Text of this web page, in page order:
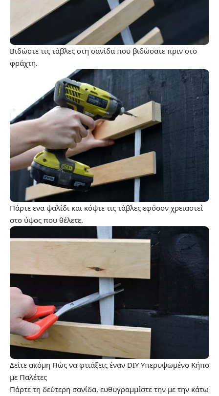
Βιδώστε τις τάβλες στη σανίδα που βιδώσατε πριν στο
φράχτη.
Πάρτε ενα ψαλίδι και κόψτε τις τάβλες εφόσον χρειαστεί
στο ύψος που θέλετε.
Δείτε ακόμη Πώς να φτιάξεις έναν DIY Υπερυψωμένο Κήπο
με Παλέτες
Πάρτε τη δεύτερη σανίδα, ευθυγραμμίστε την με την κάτω